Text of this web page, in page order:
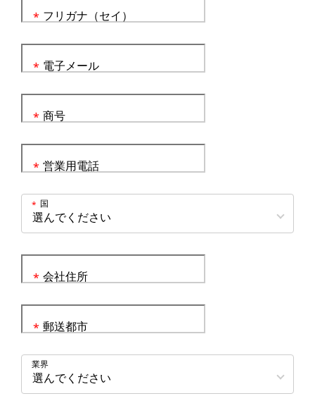
フリガナ（セイ）
*
電子メール
*
商号
*
営業用電話
*
国
*
会社住所
*
郵送都市
*
業界